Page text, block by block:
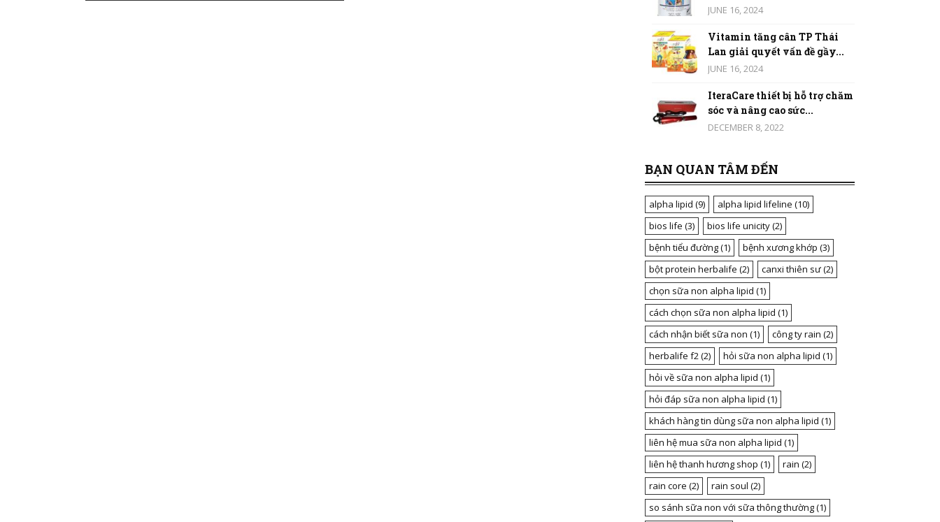
JUNE 16, 2024
Vitamin tăng cân TP Thái
Lan giải quyết vấn đề gầy...
JUNE 16, 2024
IteraCare thiết bị hỗ trợ chăm
sóc và nâng cao sức...
DECEMBER 8, 2022
BẠN QUAN TÂM ĐẾN
alpha lipid (9) alpha lipid lifeline (10)
bios life (3) bios life unicity(2)
bệnh tiểu đường(1) bệnh xương khớp (3)
bột protein herbalife (2) canxi thiên sư(2)
chọn sữa non alpha lipid (1)
cách chọn sữa non alpha lipid (1)
cách nhận biết sữa non (1) công ty rain (2)
herbalife f2(2) hỏi sữa non alpha lipid (1)
hỏi về sữa non alpha lipid (1)
hỏi đáp sữa non alpha lipid (1)
khách hàng tin dùng sữa non alpha lipid (1)
liên hệ mua sữa non alpha lipid (1)
liên hệ thanh hương shop (1) rain (2)
rain core (2) rain soul (2)
so sánh sữa non với sữa thông thường(1)